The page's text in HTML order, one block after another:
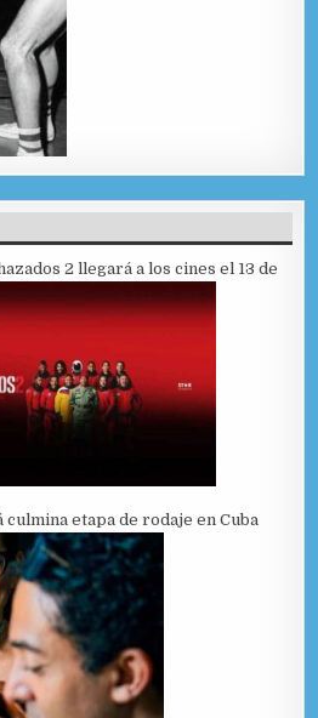
2 llegará a los cines el 13 de
etapa de rodaje en Cuba